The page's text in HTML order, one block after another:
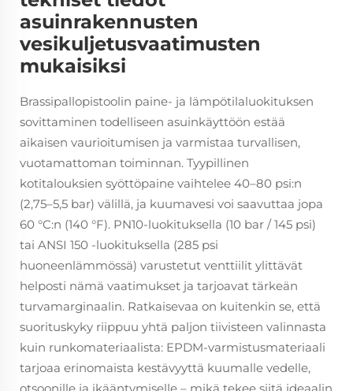
asuinrakennusten
vesikuljetusvaatimusten
mukaisiksi
Brassipallopistoolin paine- ja lämpötilaluokituksen
sovittaminen todelliseen asuinkäyttöön estää
aikaisen vaurioitumisen ja varmistaa turvallisen,
vuotamattoman toiminnan. Tyypillinen
kotitalouksien syöttöpaine vaihtelee 40–80 psi:n
(2,75–5,5 bar) välillä, ja kuumavesi voi saavuttaa jopa
60 °C:n (140 °F). PN10-luokituksella (10 bar / 145 psi)
tai ANSI 150 -luokituksella (285 psi
huoneenlämmössä) varustetut venttiilit ylittävät
helposti nämä vaatimukset ja tarjoavat tärkeän
turvamarginaalin. Ratkaisevaa on kuitenkin se, että
suorituskyky riippuu yhtä paljon tiivisteen valinnasta
kuin runkomateriaalista: EPDM-varmistusmateriaali
tarjoaa erinomaista kestävyyttä kuumalle vedelle,